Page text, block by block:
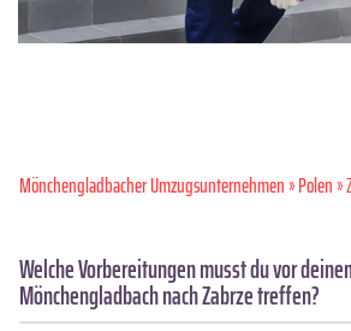
Mönchen­gladbacher Umzugsunternehmen»Polen»
Welche Vorbereitungen musst du vor
Mönchengladbach nach Zabrze treffen?